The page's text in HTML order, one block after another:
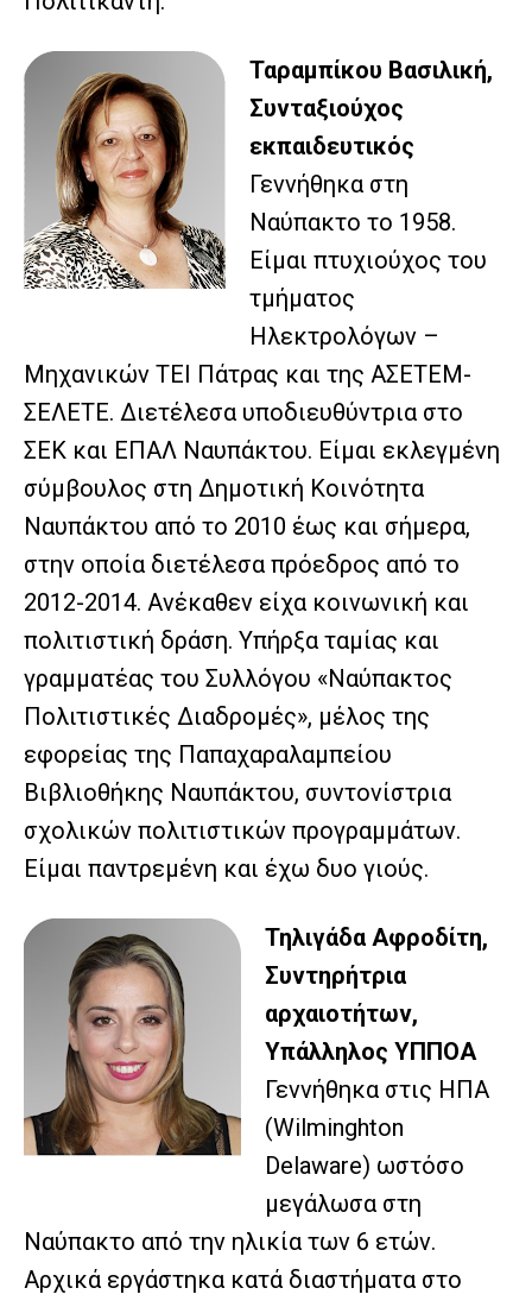
Ταραμπίκου Βασιλική,
Συνταξιούχος
εκπαιδευτικός
Γεννήθηκα στη
Ναύπακτο το 1958.
Είμαι πτυχιούχος του
τμήματος
Ηλεκτρολόγων –
Μηχανικών ΤΕΙ Πάτρας και της ΑΣΕΤΕΜ-
ΣΕΛΕΤΕ. Διετέλεσα υποδιευθύντρια στο
ΣΕΚ και ΕΠΑΛ Ναυπάκτου. Είμαι εκλεγμένη
σύμβουλος στη Δημοτική Κοινότητα
Ναυπάκτου από το 2010 έως και σήμερα,
στην οποία διετέλεσα πρόεδρος από το
2012-2014. Ανέκαθεν είχα κοινωνική και
πολιτιστική δράση. Υπήρξα ταμίας και
γραμματέας του Συλλόγου «Ναύπακτος
Πολιτιστικές Διαδρομές», μέλος της
εφορείας της Παπαχαραλαμπείου
Βιβλιοθήκης Ναυπάκτου, συντονίστρια
σχολικών πολιτιστικών προγραμμάτων.
Είμαι παντρεμένη και έχω δυο γιούς.
Τηλιγάδα Αφροδίτη,
Συντηρήτρια
αρχαιοτήτων,
Υπάλληλος ΥΠΠΟΑ
Γεννήθηκα στις ΗΠΑ
(Wilminghton
Delaware) ωστόσο
μεγάλωσα στη
Ναύπακτο από την ηλικία των 6 ετών.
Αρχικά εργάστηκα κατά διαστήματα στο